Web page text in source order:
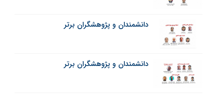
دانشمندان و پژوهشگران برتر
دانشمندان و پژوهشگران برتر